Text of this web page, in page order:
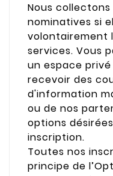
Nous
nominatives si
volontairement
services. Vous
un espace
recevoir des
d'information
ou de nos
options
inscription.
Toutes nos
principe de